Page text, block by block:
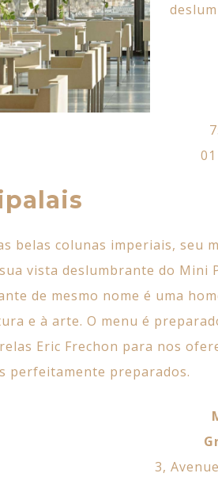
belas colunas imperiais, seu
vista deslumbrante do Mini
de mesmo nome é uma
e à arte. O menu é
Eric Frechon para nos
perfeitamente preparados.
3,